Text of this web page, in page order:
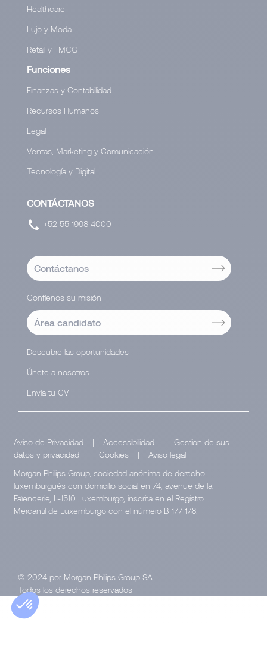
Healthcare
Lujo y Moda
Retail y FMCG
Funciones
Finanzas y Contabilidad
Recursos Humanos
Legal
Ventas, Marketing y Comunicación
Tecnología y Digital
CONTÁCTANOS
+52 55 1998 4000
Contáctanos
Confíenos su misión
Área candidato
Descubre las oportunidades
Únete a nosotros
Envía tu CV
Aviso de Privacidad | Accessibilidad |
Gestion de sus
datos y privacidad
| Cookies |
Aviso legal
Morgan Philips Group, sociedad anónima de derecho
luxemburgués con domicilio social en 74, avenue de la
Faïencerie, L-1510 Luxemburgo, inscrita en el Registro
Mercantil de Luxemburgo con el número B 177 178.
© 2024 por Morgan Philips Group SA
Todos los derechos reservados